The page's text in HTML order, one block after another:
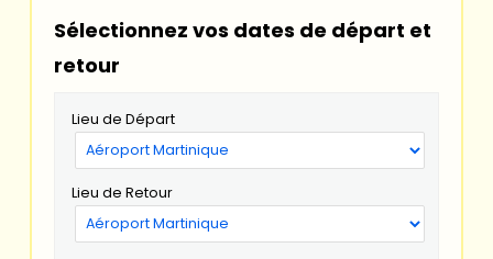
Sélectionnez vos dates de départ et
retour
Lieu de Départ
Lieu de Retour